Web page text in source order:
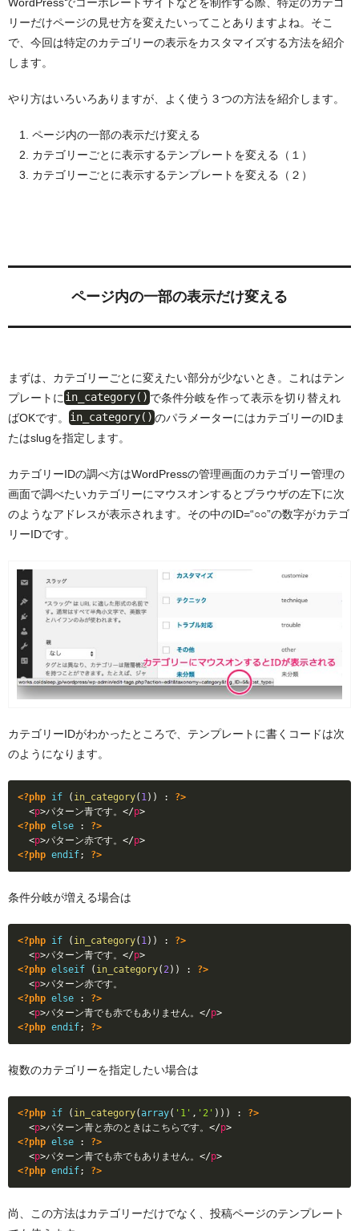
リーだけページの見せ方を変えたいってことありますよね。そこ
で、今回は特定のカテゴリーの表示をカスタマイズする方法を紹介
します。
やり方はいろいろありますが、よく使う３つの方法を紹介します。
ページ内の一部の表示だけ変える
カテゴリーごとに表示するテンプレートを変える（１）
カテゴリーごとに表示するテンプレートを変える（２）
ページ内の一部の表示だけ変える
まずは、カテゴリーごとに変えたい部分が少ないとき。これはテン
プレートに in_category() で条件分岐を作って表示を切り替えれ
ばOKです。
in_category() のパラメーターにはカテゴリーのIDま
たはslugを指定します。
カテゴリーIDの調べ方はWordPressの管理画面のカテゴリー管理の
画面で調べたいカテゴリーにマウスオンするとブラウザの左下に次
のようなアドレスが表示されます。その中のID=“○○”の数字がカテゴ
リーIDです。
カテゴリーIDがわかったところで、テンプレートに書くコードは次
のようになります。
<?php if ( in_category( 1) ) :
?>
<p>パターン青です。 </p>
<?php else :
?>
<p>パターン赤です。 </p>
<?php endif; ?>
条件分岐が増える場合は
<?php if ( in_category( 1) ) :
?>
<p>パターン青です。 </p>
<?php elseif ( in_category(2) ) :
?>
<p>
<?php else :
?>
<p>パターン青でも赤でもありません。 </p>
<?php endif; ?>
複数のカテゴリーを指定したい場合は
<?php if ( in_category(array( '1' , '2' ) ) ) :
?>
<p>パターン青と赤のときはこちらです。 </p>
<?php else :
?>
<p>パターン青でも赤でもありません。 </p>
<?php endif; ?>
尚、この方法はカテゴリーだけでなく、投稿ページのテンプレート